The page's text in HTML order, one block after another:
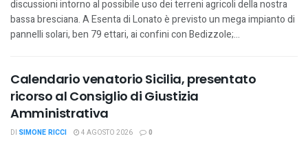
discussioni intorno al possibile uso dei terreni agricoli della nostra
bassa bresciana. A Esenta di Lonato è previsto un mega impianto di
pannelli solari, ben 79 ettari, ai confini con Bedizzole;...
Calendario venatorio Sicilia, presentato
ricorso al Consiglio di Giustizia
Amministrativa
DI SIMONE RICCI 4 AGOSTO 2026 0